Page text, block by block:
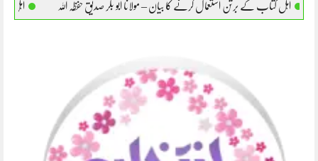
کرنے کا بیان – مولانا ابو بکر صدیق حفظہ اللہ اہل کتاب کے برتن استعمال کرنے کا